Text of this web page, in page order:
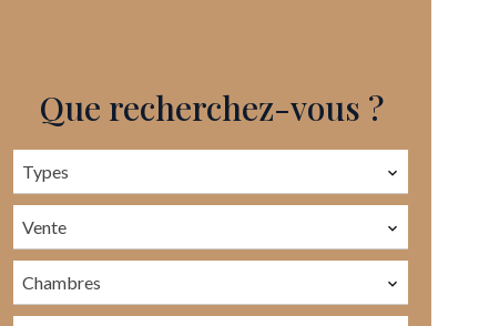
Que recherchez-vous ?
Types
Vente
Chambres